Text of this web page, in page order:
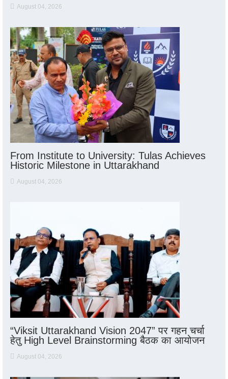
August 04, 2026
From Institute to University: Tulas Achieves
Historic Milestone in Uttarakhand
August 04, 2026
“Viksit Uttarakhand Vision 2047” पर गहन चर्चा
हेतु High Level Brainstorming बैठक का आयोजन
August 04, 2026